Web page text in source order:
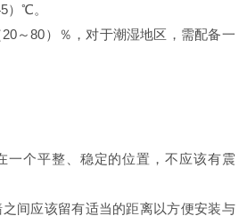
）℃。
20～80）％，对于潮湿地区，需配备一
一个平整、稳定的位置，不应该有震
之间应该留有适当的距离以方便安装与